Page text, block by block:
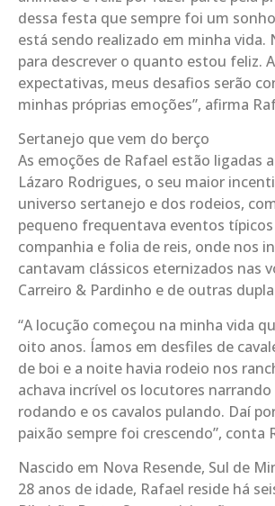
dessa festa que sempre foi um
está sendo realizado em minha vida.
para descrever o quanto estou feliz.
expectativas, meus desafios serão
minhas próprias emoções”, afirma
Sertanejo que vem do berço
As emoções de Rafael estão ligadas
Lázaro Rodrigues, o seu maior
universo sertanejo e dos rodeios,
pequeno frequentava eventos
companhia e folia de reis, onde nos
cantavam clássicos eternizados nas
Carreiro & Pardinho e de outras
“A locução começou na minha vida
oito anos. Íamos em desfiles de
de boi e a noite havia rodeio nos
achava incrível os locutores
rodando e os cavalos pulando. Daí
paixão sempre foi crescendo”, conta
Nascido em Nova Resende, Sul de
28 anos de idade, Rafael reside há